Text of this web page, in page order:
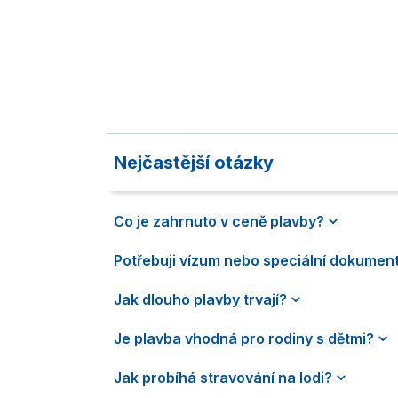
Nejčastější otázky
Co je zahrnuto v ceně plavby?
Potřebuji vízum nebo speciální
Jak dlouho plavby trvají?
Je plavba vhodná pro rodiny s dětmi?
Jak probíhá stravování na lodi?